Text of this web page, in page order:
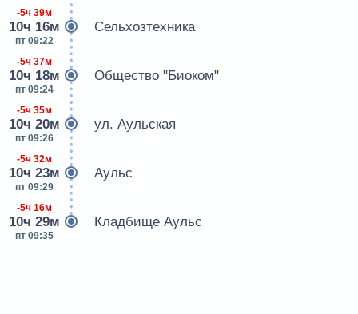
-5ч 39м
10ч 16м
пт 09:22
Сельхозтехника
-5ч 37м
10ч 18м
пт 09:24
Общество "Биоком"
-5ч 35м
10ч 20м
пт 09:26
ул. Аульская
-5ч 32м
10ч 23м
пт 09:29
Аульс
-5ч 16м
10ч 29м
пт 09:35
Кладбище Аульс